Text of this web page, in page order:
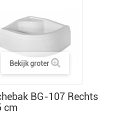
Bekijk groter
BG-107 Rechts
cm